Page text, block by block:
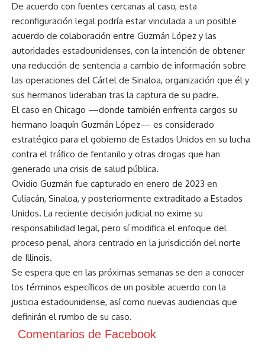
De acuerdo con fuentes cercanas al caso, esta
reconfiguración legal podría estar vinculada a un posible
acuerdo de colaboración entre Guzmán López y las
autoridades estadounidenses, con la intención de obtener
una reducción de sentencia a cambio de información sobre
las operaciones del Cártel de Sinaloa, organización que él y
sus hermanos lideraban tras la captura de su padre.
El caso en Chicago —donde también enfrenta cargos su
hermano Joaquín Guzmán López— es considerado
estratégico para el gobierno de Estados Unidos en su lucha
contra el tráfico de fentanilo y otras drogas que han
generado una crisis de salud pública.
Ovidio Guzmán fue capturado en enero de 2023 en
Culiacán, Sinaloa, y posteriormente extraditado a Estados
Unidos. La reciente decisión judicial no exime su
responsabilidad legal, pero sí modifica el enfoque del
proceso penal, ahora centrado en la jurisdicción del norte
de Illinois.
Se espera que en las próximas semanas se den a conocer
los términos específicos de un posible acuerdo con la
justicia estadounidense, así como nuevas audiencias que
definirán el rumbo de su caso.
Comentarios de Facebook